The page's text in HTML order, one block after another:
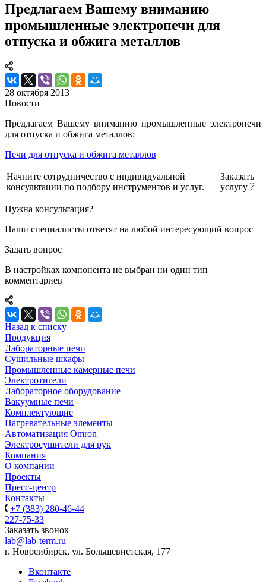
Предлагаем Вашему вниманию
промышленные электропечи для
отпуска и обжига металлов
28 октября 2013
Новости
Предлагаем Вашему вниманию промышленные электропечи
для отпуска и обжига металлов:
Печи для отпуска и обжига металлов
Начните сотрудничество с индивидуальной
консультации по подбору инструментов и услуг.
Заказать
услугу
Нужна консультация?
Наши специалисты ответят на любой интересующий вопрос
Задать вопрос
В настройках компонента не выбран ни один тип
комментариев
Назад к списку
Продукция
Лабораторные печи
Сушильные шкафы
Промышленные камерные печи
Электротигели
Лабораторное оборудование
Вакуумные печи
Комплектующие
Нагревательные элементы
Автоматизация Omron
Электросушители для рук
Компания
О компании
Проекты
Пресс-центр
Контакты
+7 (383) 280-46-44
227-75-33
Заказать звонок
lab@lab-term.ru
г. Новосибирск, ул. Большевистская, 177
Вконтакте